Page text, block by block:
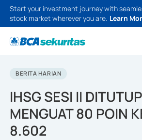
Start your investment journey with
stock market wherever you are. Learn
BERITA HARIAN
IHSG SESI II DITUTUP
MENGUAT 80 POIN
8.602